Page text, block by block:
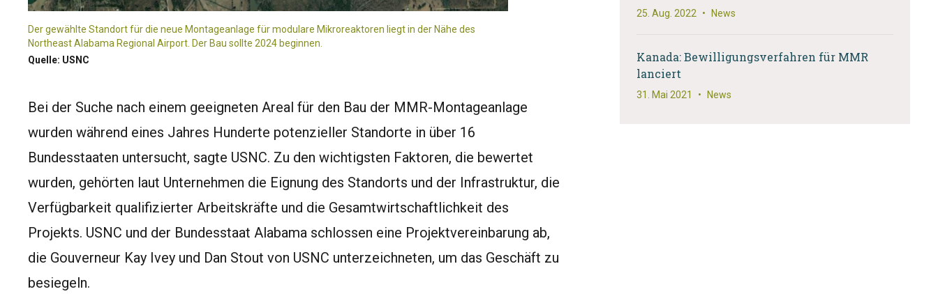
Der gewählte Standort für die neue Montageanlage für modulare Mikroreaktoren liegt in der Nähe des
Northeast Alabama Regional Airport. Der Bau sollte 2024 beginnen.
Quelle: USNC
Bei der Suche nach einem geeigneten Areal für den Bau der MMR-Montageanlage
wurden während eines Jahres Hunderte potenzieller Standorte in über 16
Bundesstaaten untersucht, sagte USNC. Zu den wichtigsten Faktoren, die bewertet
wurden, gehörten laut Unternehmen die Eignung des Standorts und der Infrastruktur, die
Verfügbarkeit qualifizierter Arbeitskräfte und die Gesamtwirtschaftlichkeit des
Projekts. USNC und der Bundesstaat Alabama schlossen eine Projektvereinbarung ab,
die Gouverneur Kay Ivey und Dan Stout von USNC unterzeichneten, um das Geschäft zu
besiegeln.
25. Aug. 2022 • News
Kanada: Bewilligungsverfahren für MMR
lanciert
31. Mai 2021 • News